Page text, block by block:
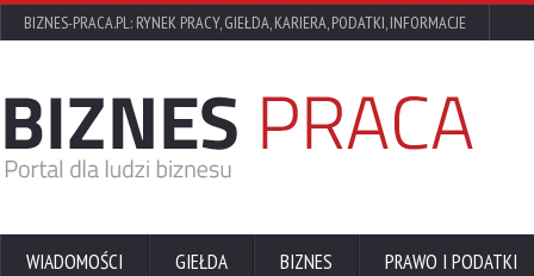
BIZNES-PRACA.PL: RYNEK PRACY, GIEŁDA, KARIERA, PODATKI, INFORMACJE
WIADOMOŚCI GIEŁDA BIZNES PRAWO I PODATKI